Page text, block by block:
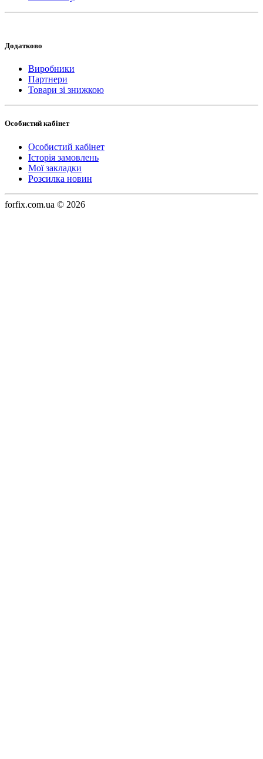
Додатково
Виробники
Партнери
Товари зі знижкою
Особистий кабінет
Особистий кабінет
Історія замовлень
Мої закладки
Розсилка новин
forfix.com.ua © 2026